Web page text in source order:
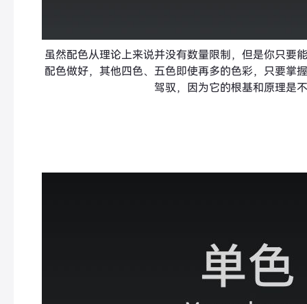
虽然配色从理论上来说并没有数量限制，但是你只要
配色做好，其他四色、五色即使再多的色彩，只要掌
驾驭，因为它的根基和原理是